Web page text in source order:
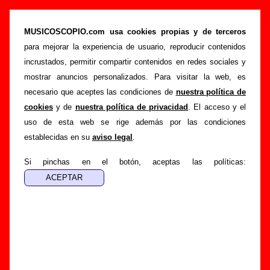
MUSICOSCOPIO.com usa cookies propias y de terceros
para mejorar la experiencia de usuario, reproducir contenidos
incrustados, permitir compartir contenidos en redes sociales y
mostrar anuncios personalizados. Para visitar la web, es
necesario que aceptes las condiciones de nuestra política de
cookies y de nuestra política de privacidad . El acceso y el
uso de esta web se rige además por las condiciones
establecidas en su aviso legal .
Si pinchas en el botón, aceptas las políticas:
Un Pingüino En Mi Ascensor - Añadir o
corregir información
Portada >Un Pingüino En Mi Ascensor >Añadir
Si tienes información adicional, puedes enviar nueva
información o corregir la existente mediante el siguiente
formulario o escribiendo un e-mail a
guialven@musicoscopio.com
.
Gracias por tu
colaboración.
Nombre